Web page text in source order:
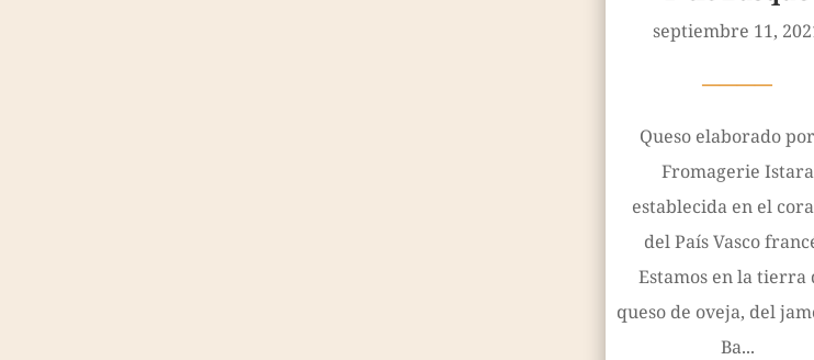
septiembre 11,
————
Queso elaborado
Fromagerie Istara
establecida en el
del País Vasco
Estamos en la tierra
queso de oveja, del
Ba...